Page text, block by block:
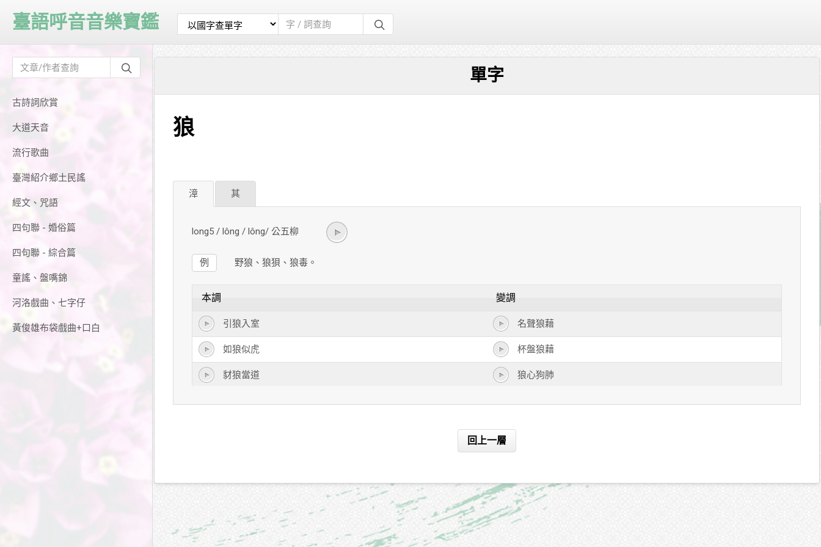
古詩詞欣賞
大道天音
流行歌曲
臺灣紹介鄉土民謠
經文、咒語
四句聯 - 婚俗篇
四句聯 - 綜合篇
童謠、盤嘴錦
河洛戲曲、七字仔
黃俊雄布袋戲曲+口白
臺語呼音音樂寶鑑
單字
狼
漳 其
long5 / lông / lông/ 公五柳
野狼、狼狽、狼毒。
例
本調 變調
引狼入室 名聲狼藉
如狼似虎 杯盤狼藉
豺狼當道 狼心狗肺
狼毒
回上一層